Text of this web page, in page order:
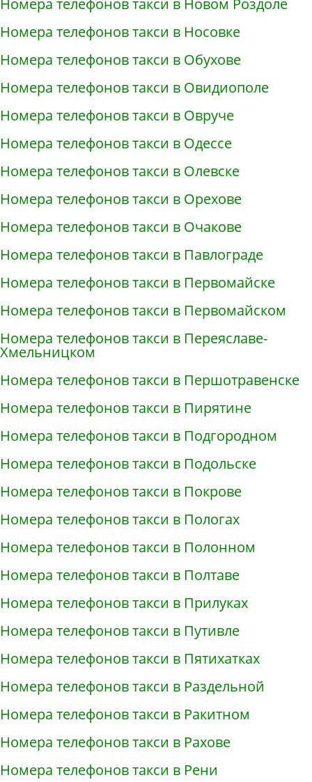
Номера телефонов такси в Новом Роздоле
Номера телефонов такси в Носовке
Номера телефонов такси в Обухове
Номера телефонов такси в Овидиополе
Номера телефонов такси в Овруче
Номера телефонов такси в Одессе
Номера телефонов такси в Олевске
Номера телефонов такси в Орехове
Номера телефонов такси в Очакове
Номера телефонов такси в Павлограде
Номера телефонов такси в Первомайске
Номера телефонов такси в Первомайском
Номера телефонов такси в Переяславе-
Хмельницком
Номера телефонов такси в Першотравенске
Номера телефонов такси в Пирятине
Номера телефонов такси в Подгородном
Номера телефонов такси в Подольске
Номера телефонов такси в Покрове
Номера телефонов такси в Пологах
Номера телефонов такси в Полонном
Номера телефонов такси в Полтаве
Номера телефонов такси в Прилуках
Номера телефонов такси в Путивле
Номера телефонов такси в Пятихатках
Номера телефонов такси в Раздельной
Номера телефонов такси в Ракитном
Номера телефонов такси в Рахове
Номера телефонов такси в Рени